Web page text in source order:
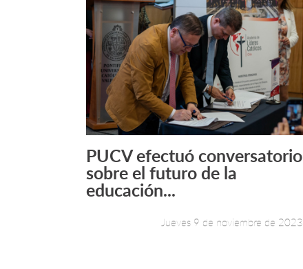
Leer más +
PUCV efectuó conversatorio
sobre el futuro de la
educación...
Jueves 9 de noviembre de 2023